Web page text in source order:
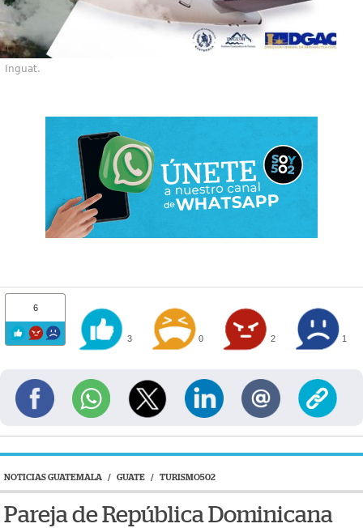
Inguat.
6
3 0 2 1
NOTICIAS GUATEMALA / GUATE / TURISMO502
Pareja de República Dominicana